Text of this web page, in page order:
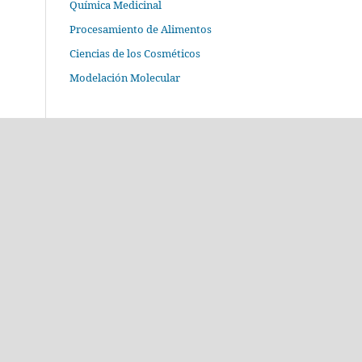
Química Medicinal
Procesamiento de Alimentos
Ciencias de los Cosméticos
Modelación Molecular